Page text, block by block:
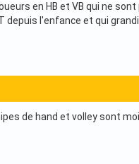
en HB et VB qui ne
depuis l'enfance et qui
de hand et volley sont